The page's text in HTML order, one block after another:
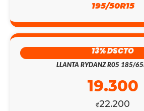
195/50R15
13% DSCTO
LLANTA RYDANZ R05 185/
₡22.200
19.300